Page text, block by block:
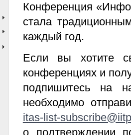
Конференция
стала
каждый год.
Если вы хотите
конференциях и
подпишитесь на
необходимо
itas-list-
о подтверждении